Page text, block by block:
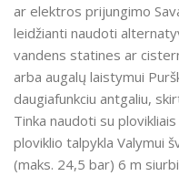
ar elektros prijungimo
leidžianti naudoti
vandens statines ar
arba augalų laistymui
daugiafunkciu antgaliu,
Tinka naudoti su
ploviklio talpykla Valymui
(maks. 24,5 bar) 6 m